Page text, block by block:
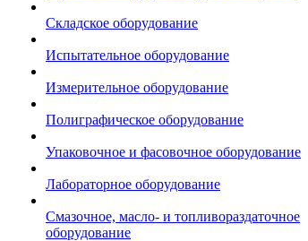
Складское оборудование
Испытательное оборудование
Измерительное оборудование
Полиграфическое оборудование
Упаковочное и фасовочное оборудование
Лабораторное оборудование
Смазочное, масло- и топливораздаточное
оборудование